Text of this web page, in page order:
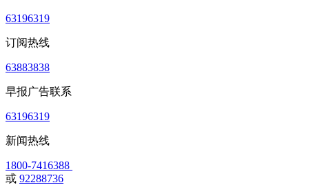
63196319
订阅热线
63883838
早报广告联系
63196319
新闻热线
1800-7416388
或 92288736